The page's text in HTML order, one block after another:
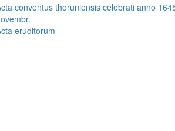
conventus thoruniensis celebrati anno
eruditorum